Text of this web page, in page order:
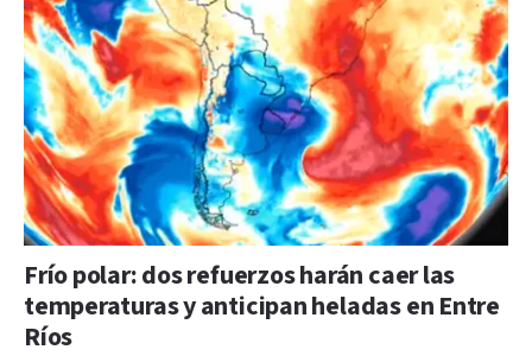
Frío polar: dos refuerzos harán caer las
temperaturas y anticipan heladas en Entre
Ríos